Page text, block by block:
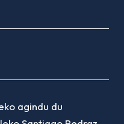
agindu du